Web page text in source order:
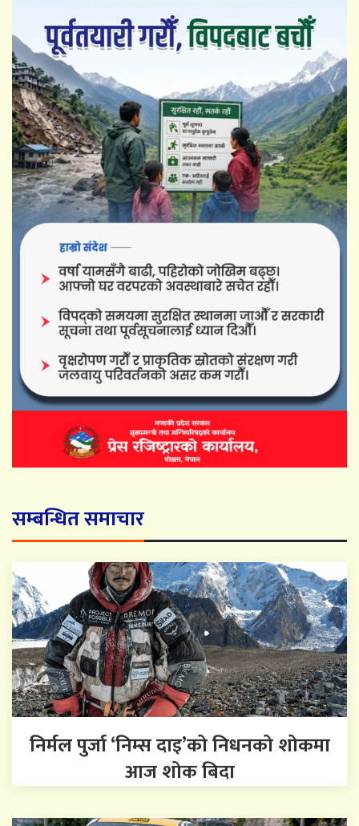
सम्बन्धित समाचार
निर्मल पुर्जा ‘निम्स दाइ’को निधनको शोकमा
आज शोक बिदा